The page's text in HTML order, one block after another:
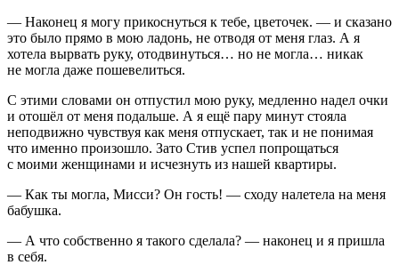
— Наконец я могу прикоснуться к тебе, цветочек. — и сказано
это было прямо в мою ладонь, не отводя от меня глаз. А я
хотела вырвать руку, отодвинуться… но не могла… никак
не могла даже пошевелиться.
С этими словами он отпустил мою руку, медленно надел очки
и отошёл от меня подальше. А я ещё пару минут стояла
неподвижно чувствуя как меня отпускает, так и не понимая
что именно произошло. Зато Стив успел попрощаться
с моими женщинами и исчезнуть из нашей квартиры.
— Как ты могла, Мисси? Он гость! — сходу налетела на меня
бабушка.
— А что собственно я такого сделала? — наконец и я пришла
в себя.